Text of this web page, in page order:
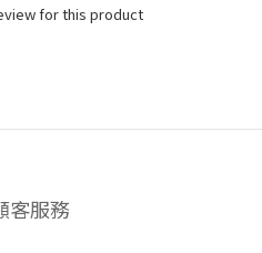
for this product
客服務